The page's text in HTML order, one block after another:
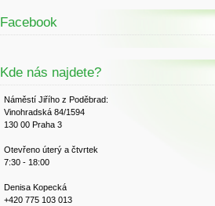
Facebook
Kde nás najdete?
Náměstí Jiřího z Poděbrad:
Vinohradská 84/1594
130 00 Praha 3
Otevřeno úterý a čtvrtek
7:30 - 18:00
Denisa Kopecká
+420 775 103 013